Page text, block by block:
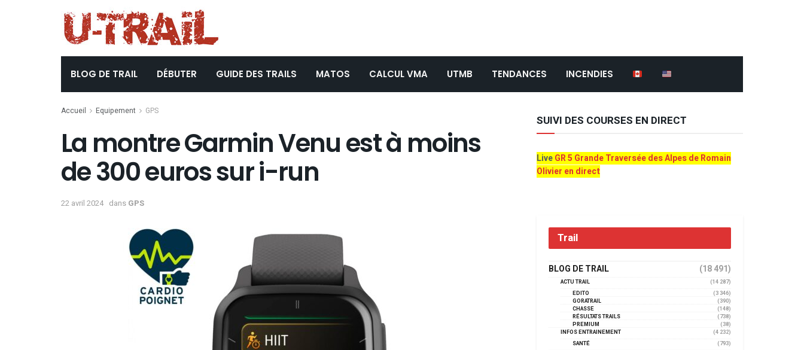
BLOG DE TRAIL DÉBUTER GUIDE DES TRAILS MATOS CALCUL VMA UTMB TENDANCES INCENDIES
Accueil Equipement GPS
La montre Garmin Venu est à moins
de 300 euros sur i-run
22 avril 2024 dans GPS
SUIVI DES COURSES EN DIRECT
LiveGR 5 Grande Traversée des Alpes de Romain
Olivier en direct
Trail
BLOG DE TRAIL (18 491)
ACTU TRAIL
(14 287)
EDITO
(3 346)
GORATRAIL
(390)
CHASSE
(148)
RÉSULTATS TRAILS
(738)
PREMIUM
(38)
INFOS ENTRAINEMENT
(4 232)
SANTÉ
(793)